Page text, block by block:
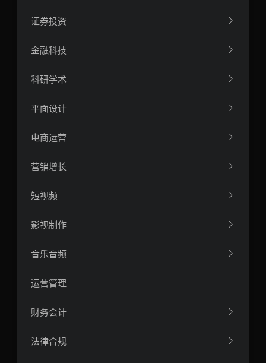
证券投资
金融科技
科研学术
平面设计
电商运营
营销增长
短视频
影视制作
音乐音频
运营管理
财务会计
法律合规